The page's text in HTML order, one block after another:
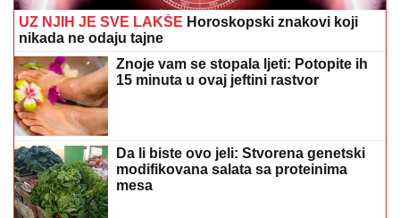
UZ NJIH JE SVE LAKŠE Horoskopski znakovi koji
nikada ne odaju tajne
Znoje vam se stopala ljeti: Potopite ih
15 minuta u ovaj jeftini rastvor
Da li biste ovo jeli: Stvorena genetski
modifikovana salata sa proteinima
mesa